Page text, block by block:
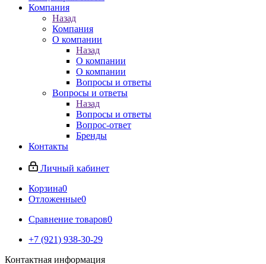
Компания
Назад
Компания
О компании
Назад
О компании
О компании
Вопросы и ответы
Вопросы и ответы
Назад
Вопросы и ответы
Вопрос-ответ
Бренды
Контакты
Личный кабинет
Корзина0
Отложенные0
Сравнение товаров0
+7 (921) 938-30-29
Контактная информация